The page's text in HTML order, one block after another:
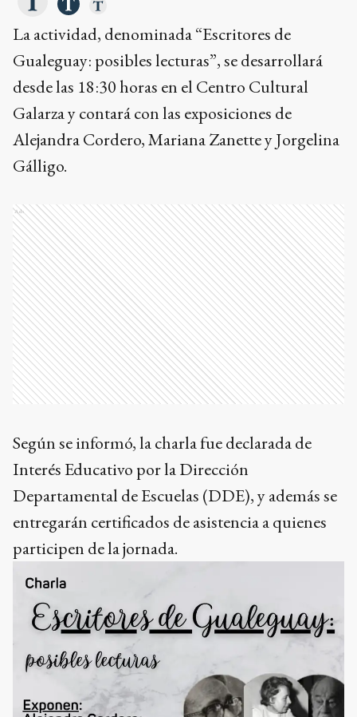
La actividad, denominada “Escritores de
Gualeguay: posibles lecturas”, se desarrollará
desde las 18:30 horas en el Centro Cultural
Galarza y contará con las exposiciones de
Alejandra Cordero, Mariana Zanette y Jorgelina
Gálligo.
Ads
Según se informó, la charla fue declarada de
Interés Educativo por la Dirección
Departamental de Escuelas (DDE), y además se
entregarán certificados de asistencia a quienes
participen de la jornada.